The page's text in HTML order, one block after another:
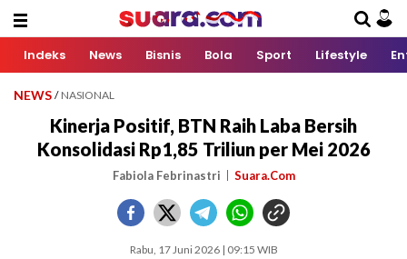
Indeks News Bisnis Bola Sport Lifestyle
NEWS / NASIONAL
Kinerja Positif, BTN Raih Laba Bersih
Konsolidasi Rp1,85 Triliun per Mei 2026
Fabiola Febrinastri Suara.Com
Rabu, 17 Juni 2026 | 09:15 WIB